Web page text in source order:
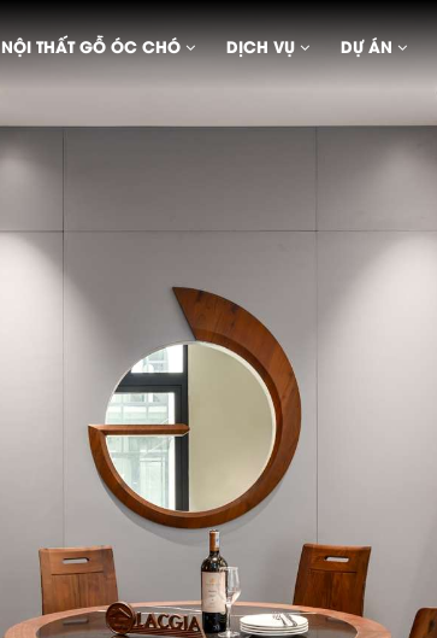
NỘI THẤT GỖ ÓC CHÓ DỊCH VỤ DỰ ÁN